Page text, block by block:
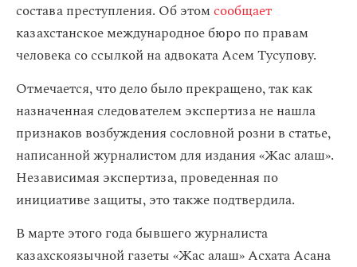
состава преступления. Об этомсообщает
казахстанское международное бюро по правам
человека со ссылкой на адвоката Асем Тусупову.
Отмечается, что дело было прекращено, так как
назначенная следователем экспертиза не нашла
признаков возбуждения сословной розни в статье,
написанной журналистом для издания «Жас алаш».
Независимая экспертиза, проведенная по
инициативе защиты, это также подтвердила.
В марте этого года бывшего журналиста
казахскоязычной газеты «Жас алаш» Асхата Асана